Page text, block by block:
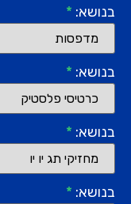
בנושא: *
בנושא: *
בנושא: *
בנושא: *